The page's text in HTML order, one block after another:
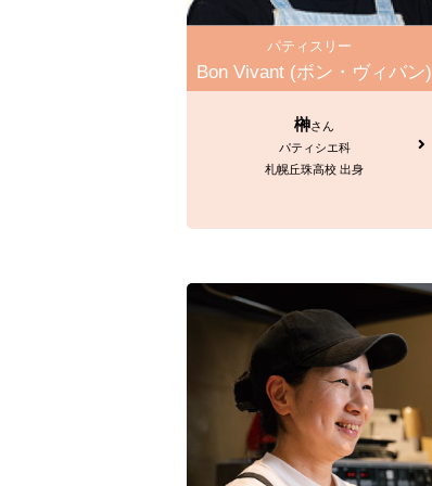
パティスリー
Bon Vivant (ボン・ヴィバン)
榊さん
パティシエ科
札幌丘珠高校 出身